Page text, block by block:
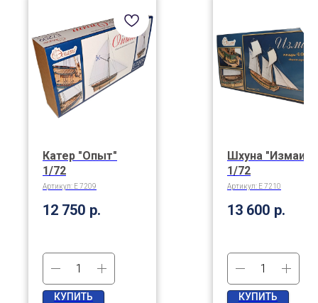
Катер "Опыт"
1/72
Артикул: E 7209
12 750 р.
КУПИТЬ
Шхуна "Измаил"
1/72
Артикул: E 7210
13 600 р.
КУПИТЬ